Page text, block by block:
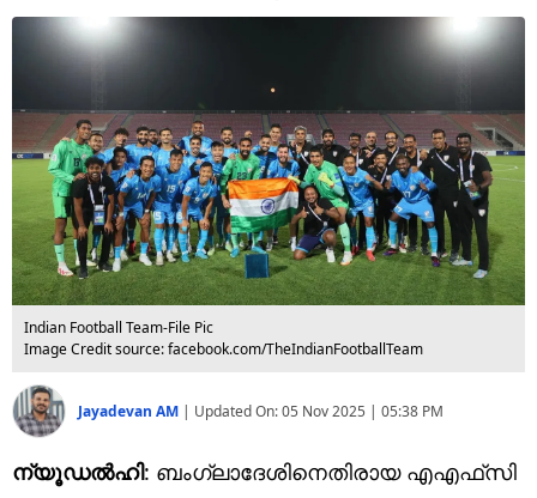
Short Videos
Indian Football Team-File Pic
Image Credit source: facebook.com/TheIndianFootballTeam
Jayadevan AM | Updated On:05 Nov 2025 | 05:38 PM
ന്യൂഡൽഹി: ബംഗ്ലാദേശിനെതിരായ എഎഫ്‌സി